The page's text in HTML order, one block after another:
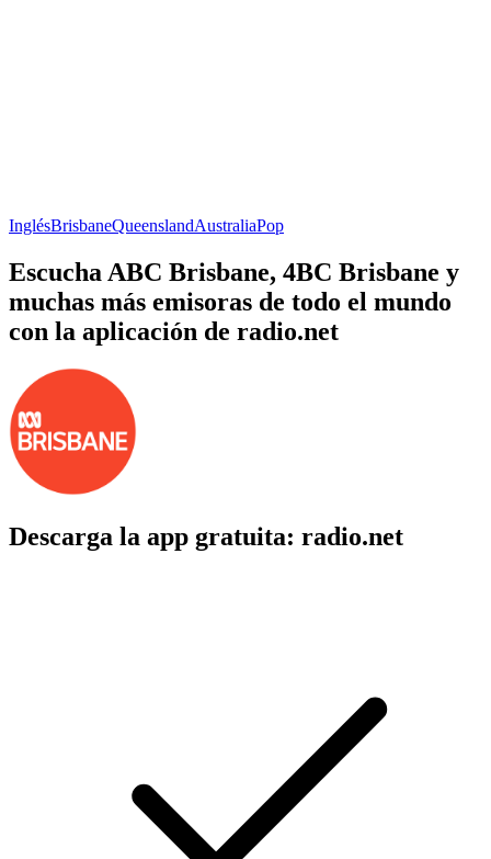
InglésBrisbaneQueenslandAustraliaPop
Escucha ABC Brisbane, 4BC Brisbane y
muchas más emisoras de todo el mundo
con la aplicación de radio.net
Descarga la app gratuita: radio.net